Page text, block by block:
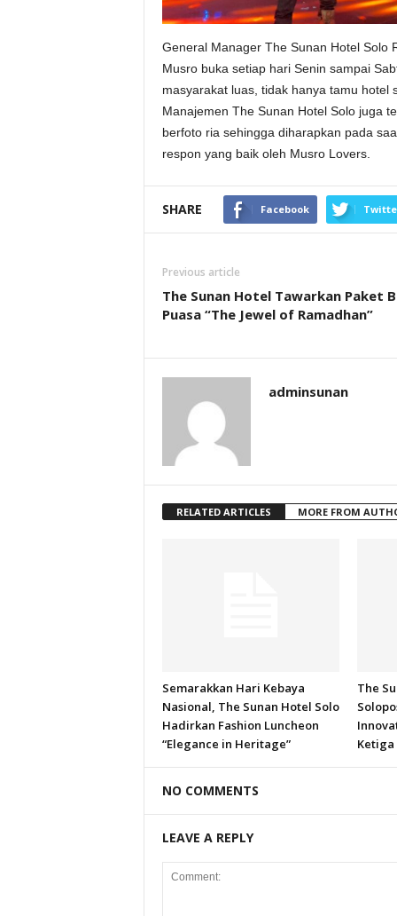
General Manager The Sunan Hotel Solo
Musro buka setiap hari Senin sampai
masyarakat luas, tidak hanya tamu hotel
Manajemen The Sunan Hotel Solo juga
berfoto ria sehingga diharapkan pada
respon yang baik oleh Musro Lovers.
SHARE Facebook
Previous article
The Sunan Hotel Tawarkan Paket
Puasa “The Jewel of Ramadhan”
adminsunan
RELATED ARTICLES MORE FROM
Semarakkan Hari Kebaya
Nasional, The Sunan Hotel Solo
Hadirkan Fashion Luncheon
“Elegance in Heritage”
The
NO COMMENTS
LEAVE A REPLY